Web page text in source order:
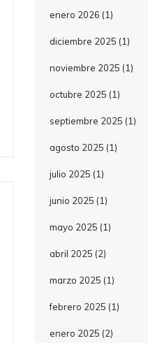
enero 2026 (1)
diciembre 2025 (1)
noviembre 2025 (1)
octubre 2025 (1)
septiembre 2025 (1)
agosto 2025 (1)
julio 2025 (1)
junio 2025 (1)
mayo 2025 (1)
abril 2025 (2)
marzo 2025 (1)
febrero 2025 (1)
enero 2025 (2)